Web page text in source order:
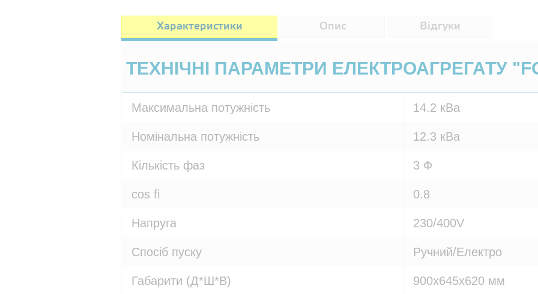
Характеристики Опис Відгуки
ТЕХНІЧНІ ПАРАМЕТРИ ЕЛЕКТРОАГРЕГАТУ
Максимальна потужність 14.2 кВа
Номінальна потужність 12.3 кВа
Кількість фаз 3 Ф
cos fi 0.8
Напруга 230/400V
Спосіб пуску Ручний/Електро
Габарити (Д*Ш*В) 900x645x620 мм